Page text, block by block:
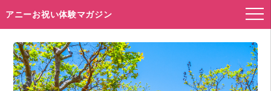
アニーお祝い体験マガジン